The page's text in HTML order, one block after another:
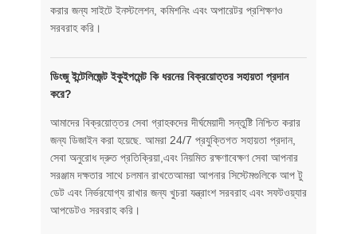
করার জন্য সাইটে ইনস্টলেশন, কমিশনিং এবং অপারেটর প্রশিক্ষণও
সরবরাহ করি।
ডিংজু ইন্টেলিজেন্ট ইকুইপমেন্ট কি ধরনের বিক্রয়োত্তর সহায়তা প্রদান
করে?
আমাদের বিক্রয়োত্তর সেবা গ্রাহকদের দীর্ঘমেয়াদী সন্তুষ্টি নিশ্চিত করার
জন্য ডিজাইন করা হয়েছে. আমরা 24/7 প্রযুক্তিগত সহায়তা প্রদান,
সেবা অনুরোধ দ্রুত প্রতিক্রিয়া,এবং নিয়মিত রক্ষণাবেক্ষণ সেবা আপনার
সরঞ্জাম দক্ষতার সাথে চলমান রাখতেআমরা আপনার সিস্টেমগুলিকে আপ টু
ডেট এবং নির্ভরযোগ্য রাখার জন্য খুচরা যন্ত্রাংশ সরবরাহ এবং সফটওয়্যার
আপডেটও সরবরাহ করি।